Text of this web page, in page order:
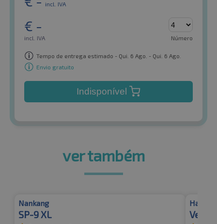
incl. IVA
€ -
incl. IVA Número
Tempo de entrega estimado - Qui. 6 Ago. - Qui. 6 Ago.
Envio gratuito
Indisponível
ver também
Nankang
SP-9 XL